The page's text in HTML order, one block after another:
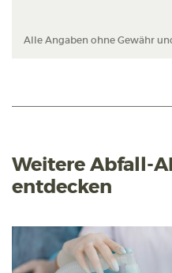
Alle Angaben ohne Gewähr
Weitere Abfall-
entdecken